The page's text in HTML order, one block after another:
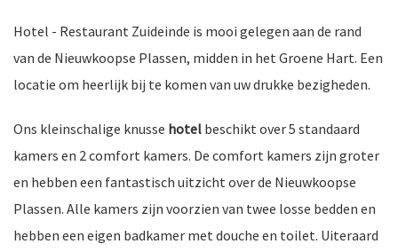
Hotel - Restaurant Zuideinde is mooi gelegen aan de rand
van de Nieuwkoopse Plassen, midden in het Groene Hart. Een
locatie om heerlijk bij te komen van uw drukke bezigheden.
Ons kleinschalige knusse hotel beschikt over 5 standaard
kamers en 2 comfort kamers. De comfort kamers zijn groter
en hebben een fantastisch uitzicht over de Nieuwkoopse
Plassen. Alle kamers zijn voorzien van twee losse bedden en
hebben een eigen badkamer met douche en toilet. Uiteraard